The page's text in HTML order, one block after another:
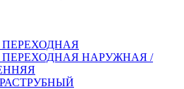
НАРУЖНАЯ /